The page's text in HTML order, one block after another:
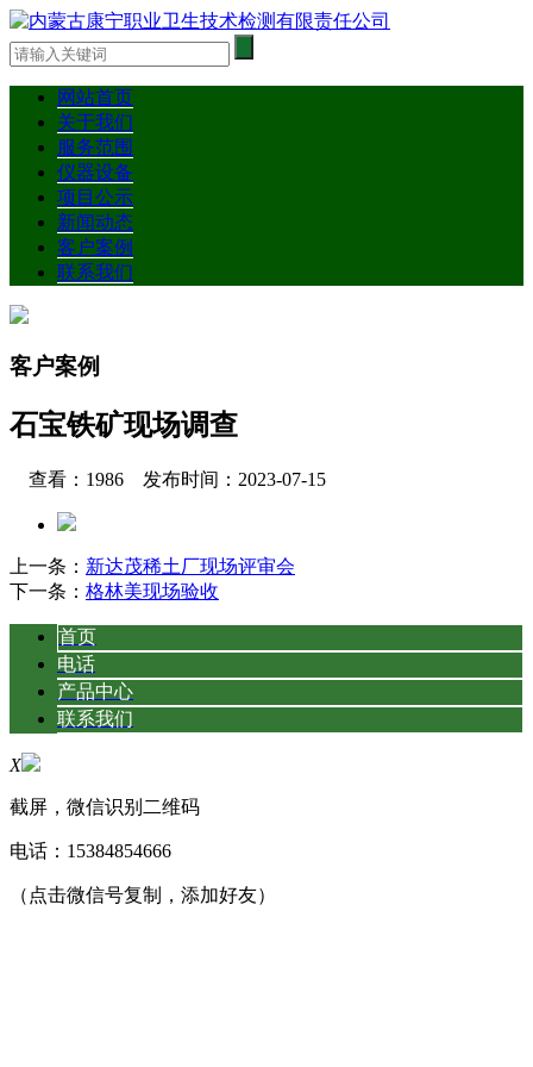
网站首页
关于我们
服务范围
仪器设备
项目公示
新闻动态
客户案例
联系我们
客户案例
石宝铁矿现场调查
查看：1986 发布时间：2023-07-15
上一条： 新达茂稀土厂现场评审会
下一条： 格林美现场验收
首页
电话
产品中心
联系我们
X
截屏，微信识别二维码
电话： 15384854666
（点击微信号复制，添加好友）